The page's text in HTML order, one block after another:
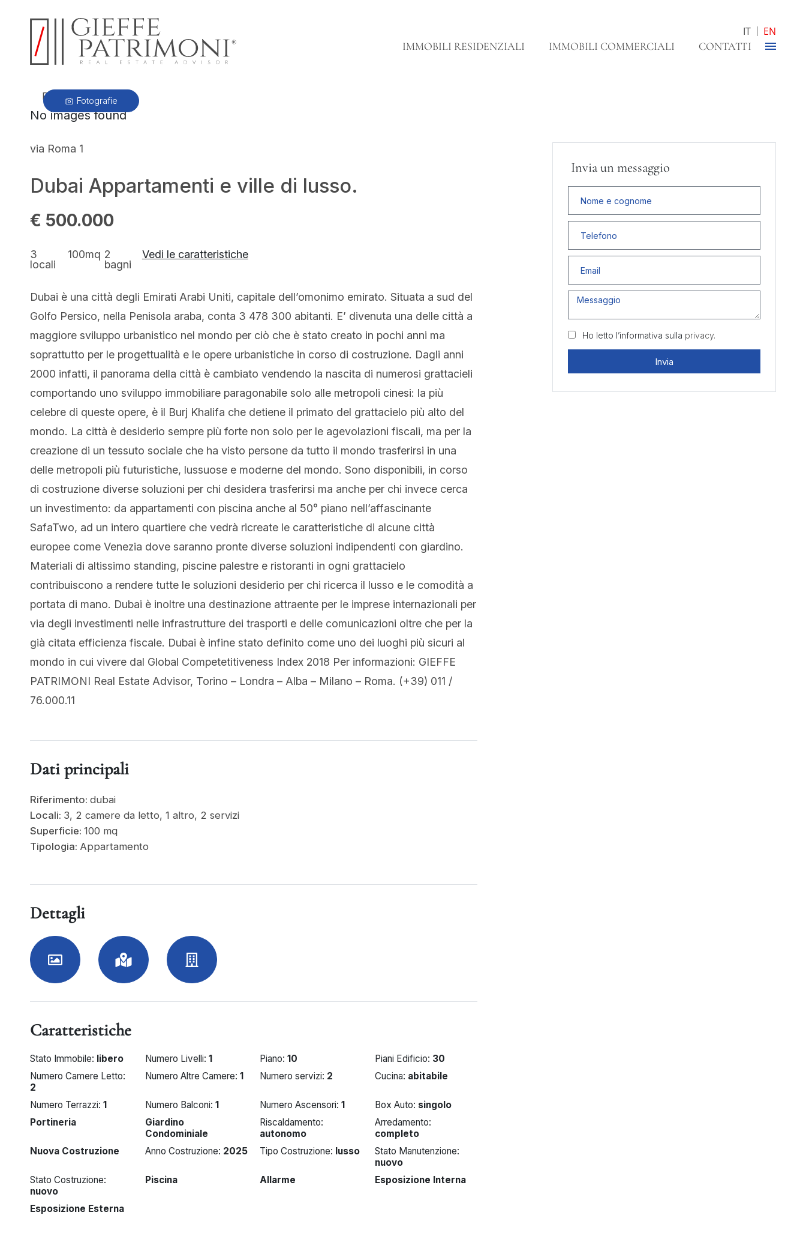
IT
EN
IMMOBILI RESIDENZIALI
IMMOBILI COMMERCIALI CONTATTI
PRECEDENTE
No images found
Fotografie
via Roma 1
Dubai Appartamenti e ville di lusso.
€ 500.000
3
locali
100mq 2
bagni
Vedi le caratteristiche
Dubai è una città degli Emirati Arabi Uniti, capitale dell’omonimo emirato. Situata a sud del
Golfo Persico, nella Penisola araba, conta 3 478 300 abitanti. E’ divenuta una delle città a
maggiore sviluppo urbanistico nel mondo per ciò che è stato creato in pochi anni ma
soprattutto per le progettualità e le opere urbanistiche in corso di costruzione. Dagli anni
2000 infatti, il panorama della città è cambiato vendendo la nascita di numerosi grattacieli
comportando uno sviluppo immobiliare paragonabile solo alle metropoli cinesi: la più
celebre di queste opere, è il Burj Khalifa che detiene il primato del grattacielo più alto del
mondo. La città è desiderio sempre più forte non solo per le agevolazioni fiscali, ma per la
creazione di un tessuto sociale che ha visto persone da tutto il mondo trasferirsi in una
delle metropoli più futuristiche, lussuose e moderne del mondo. Sono disponibili, in corso
di costruzione diverse soluzioni per chi desidera trasferirsi ma anche per chi invece cerca
un investimento: da appartamenti con piscina anche al 50° piano nell’affascinante
SafaTwo, ad un intero quartiere che vedrà ricreate le caratteristiche di alcune città
europee come Venezia dove saranno pronte diverse soluzioni indipendenti con giardino.
Materiali di altissimo standing, piscine palestre e ristoranti in ogni grattacielo
contribuiscono a rendere tutte le soluzioni desiderio per chi ricerca il lusso e le comodità a
portata di mano. Dubai è inoltre una destinazione attraente per le imprese internazionali per
via degli investimenti nelle infrastrutture dei trasporti e delle comunicazioni oltre che per la
già citata efficienza fiscale. Dubai è infine stato definito come uno dei luoghi più sicuri al
mondo in cui vivere dal Global Competetitiveness Index 2018 Per informazioni: GIEFFE
PATRIMONI Real Estate Advisor, Torino – Londra – Alba – Milano – Roma. (+39) 011 /
76.000.11
Dati principali
Riferimento: dubai
Locali: 3, 2 camere da letto, 1 altro, 2 servizi
Superficie: 100 mq
Tipologia: Appartamento
Dettagli
Caratteristiche
Stato Immobile: libero Numero Livelli: 1 Piano:10 Piani Edificio: 30
Numero Camere Letto:
2
Numero Altre Camere: 1 Numero servizi: 2 Cucina: abitabile
Numero Terrazzi: 1 Numero Balconi: 1 Numero Ascensori:1 Box Auto: singolo
Portineria
Giardino
Condominiale
Riscaldamento:
autonomo
Arredamento:
completo
Nuova Costruzione
Anno Costruzione: 2025 Tipo Costruzione: lusso
Stato Manutenzione:
nuovo
Stato Costruzione:
nuovo
Piscina Allarme Esposizione Interna
Esposizione Esterna
Invia un messaggio
Ho letto l’informativa sulla privacy.
Invia